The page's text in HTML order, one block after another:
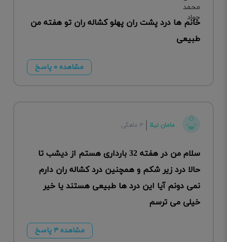
خانم ها درد پشت ران پهلو کشاله ران تو هفته من
طبیعی
مشاهده ۰ پاسخ
مامان نیلا ۴ ماهگی
سلام من در هفته 32 بارداری هستم از دیشب تا
حالا درد زیر شکم و همچنین درد کشاله ران دارم
نمی دونم آیا این درد ها طبیعی هستند یا خیر
خیلی می ترسم
مشاهده ۴ پاسخ